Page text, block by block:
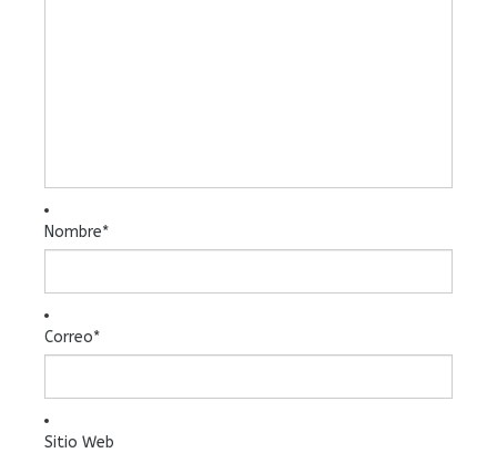
Nombre*
Correo*
Sitio Web